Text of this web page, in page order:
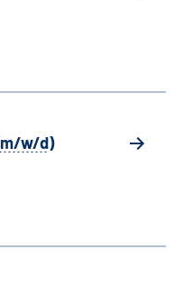
m/w/d)